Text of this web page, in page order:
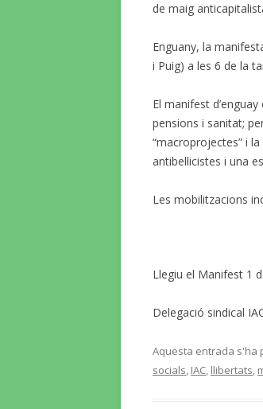
de maig
Enguany, la
i Puig) a les 6 de la
El manifest
pensions i sanitat;
“macroprojectes” i
antibel·licistes i una
Les mobilitzacions
Llegiu el Manifest 1
Delegació sindical
Aquesta entrada s'ha
socials, IAC, llibertats,